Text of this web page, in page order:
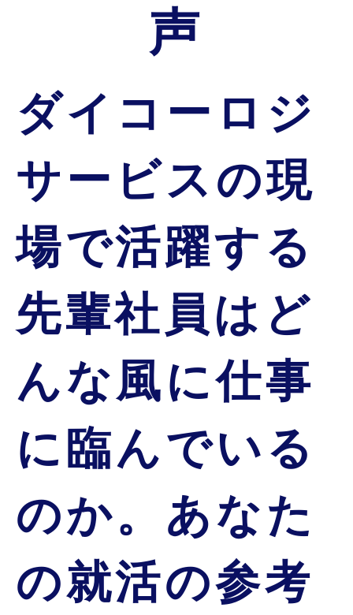
声
ダイコーロジ
サービスの現
場で活躍する
先輩社員は ど
んな風に仕事
に臨んでいる
のか。 あなた
の就活の参考